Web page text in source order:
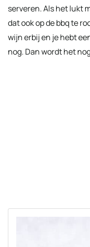
serveren. Als het lukt
dat ook op de bbq te
wijn erbij en je hebt
nog. Dan wordt het